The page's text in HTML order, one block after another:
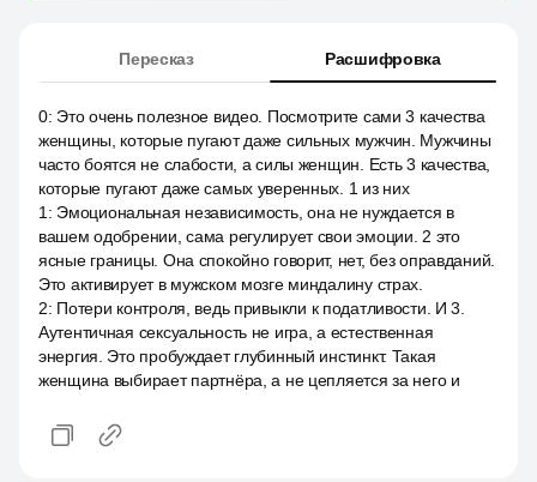
Пересказ Расшифровка
0: Это очень полезное видео. Посмотрите сами 3 качества
женщины, которые пугают даже сильных мужчин. Мужчины
часто боятся не слабости, а силы женщин. Есть 3 качества,
которые пугают даже самых уверенных. 1 из них
1 : Эмоциональная независимость, она не нуждается в
вашем одобрении, сама регулирует свои эмоции. 2 это
ясные границы. Она спокойно говорит, нет, без оправданий.
Это активирует в мужском мозге миндалину страх.
2: Потери контроля, ведь привыкли к податливости. И 3.
Аутентичная сексуальность не игра, а естественная
энергия. Это пробуждает глубинный инстинкт. Такая
женщина выбирает партнёра, а не цепляется за него и